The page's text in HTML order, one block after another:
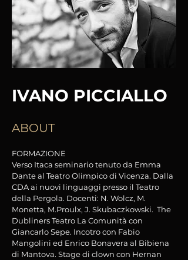
IVANO PICCIALLO
ABOUT
FORMAZIONE
Verso Itaca seminario tenuto da Emma
Dante al Teatro Olimpico di Vicenza. Dalla
CDA ai nuovi linguaggi presso il Teatro
della Pergola. Docenti: N. Wolcz, M.
Monetta, M.Proulx, J. Skubaczkowski. The
Dubliners Teatro La Comunità con
Giancarlo Sepe. Incotro con Fabio
Mangolini ed Enrico Bonavera al Bibiena
di Mantova. Stage di clown con Hernan